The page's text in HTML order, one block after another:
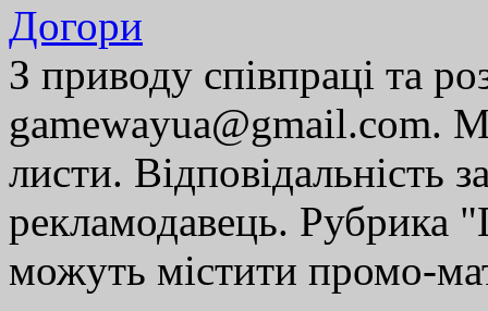
Догори
З приводу співпраці та
gamewayua@gmail.com.
листи. Відповідальність
рекламодавець. Рубрика
можуть містити промо-